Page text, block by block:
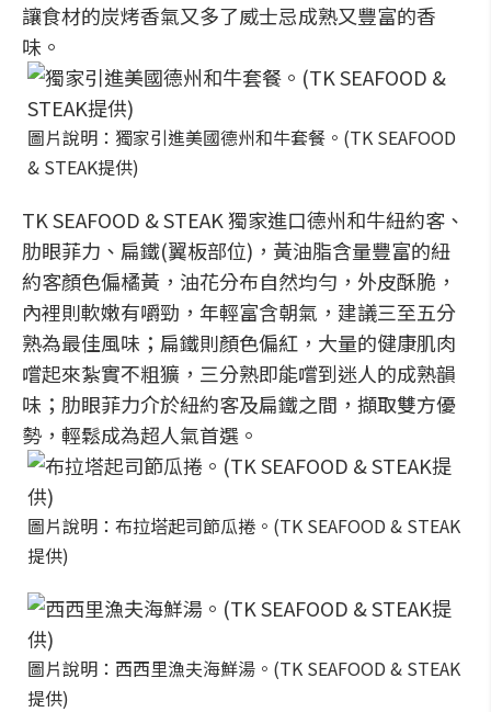
讓食材的炭烤香氣又多了威士忌成熟又豐富的香
味。
圖片說明：獨家引進美國德州和牛套餐。(TK SEAFOOD
& STEAK提供)
TK SEAFOOD & STEAK 獨家進口德州和牛紐約客、
肋眼菲力、扁鐵(翼板部位)，黃油脂含量豐富的紐
約客顏色偏橘黃，油花分布自然均勻，外皮酥脆，
內裡則軟嫩有嚼勁，年輕富含朝氣，建議三至五分
熟為最佳風味；扁鐵則顏色偏紅，大量的健康肌肉
嚐起來紮實不粗獷，三分熟即能嚐到迷人的成熟韻
味；肋眼菲力介於紐約客及扁鐵之間，擷取雙方優
勢，輕鬆成為超人氣首選。
圖片說明：布拉塔起司節瓜捲。(TK SEAFOOD & STEAK
提供)
圖片說明：西西里漁夫海鮮湯。(TK SEAFOOD & STEAK
提供)